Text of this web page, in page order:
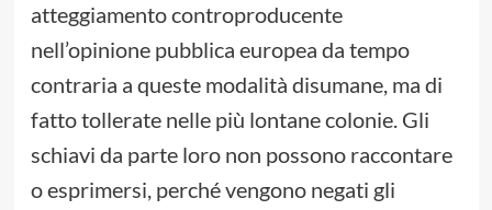
atteggiamento controproducente
nell’opinione pubblica europea da tempo
contraria a queste modalità disumane, ma di
fatto tollerate nelle più lontane colonie. Gli
schiavi da parte loro non possono raccontare
o esprimersi, perché vengono negati gli